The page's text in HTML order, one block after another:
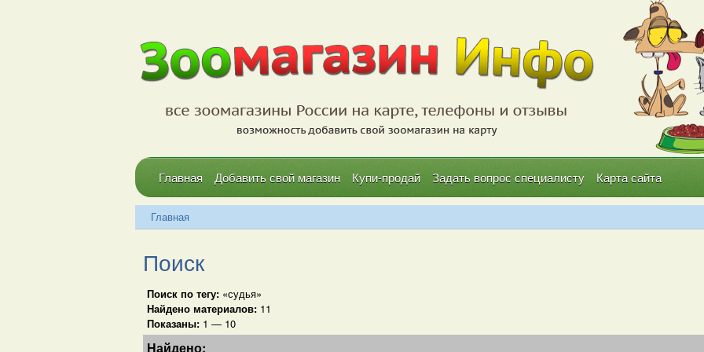
Главная Добавить свой магазин Купи-продай Задать вопрос специалисту Карта сайта
Главная
Поиск
Поиск по тегу: «судья»
Найдено материалов: 11
Показаны: 1 — 10
Найдено: